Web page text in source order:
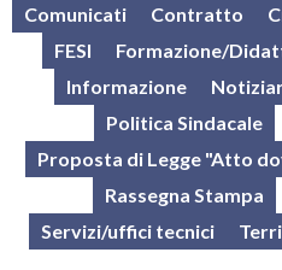
Comunicati
Contratto
FESI
Formazione/
Informazione
Politica Sindacale
Proposta di Legge "Atto
Rassegna Stampa
Servizi/uffici tecnici